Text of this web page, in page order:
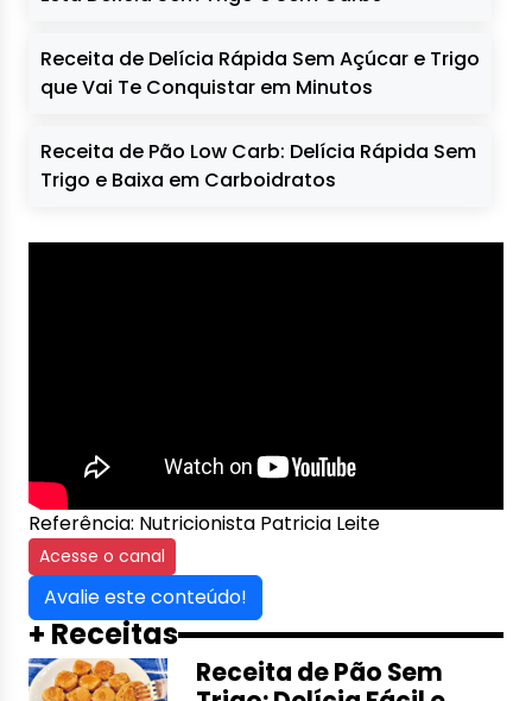
Receita de Delícia Rápida Sem Açúcar e Trigo
que Vai Te Conquistar em Minutos
Receita de Pão Low Carb: Delícia Rápida Sem
Trigo e Baixa em Carboidratos
Referência: Nutricionista Patricia Leite
Acesse o canal
Avalie este conteúdo!
+ Receitas
Receita de Pão Sem